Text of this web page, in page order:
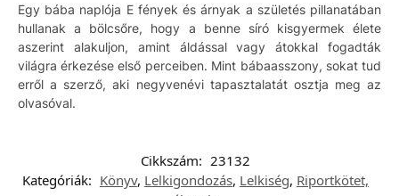
Egy bába naplója E fények és árnyak a születés pillanatában
hullanak a bölcsőre, hogy a benne síró kisgyermek élete
aszerint alakuljon, amint áldással vagy átokkal fogadták
világra érkezése első perceiben. Mint bábaasszony, sokat tud
erről a szerző, aki negyvenévi tapasztalatát osztja meg az
olvasóval.
Cikkszám: 23132
Kategóriák: Könyv, Lelkigondozás, Lelkiség, Riportkötet,